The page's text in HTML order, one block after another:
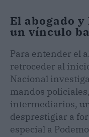
El abogado y
un vínculo
Para entender el
retroceder al
Nacional
mandos
intermediarios,
desprestigiar a
especial a